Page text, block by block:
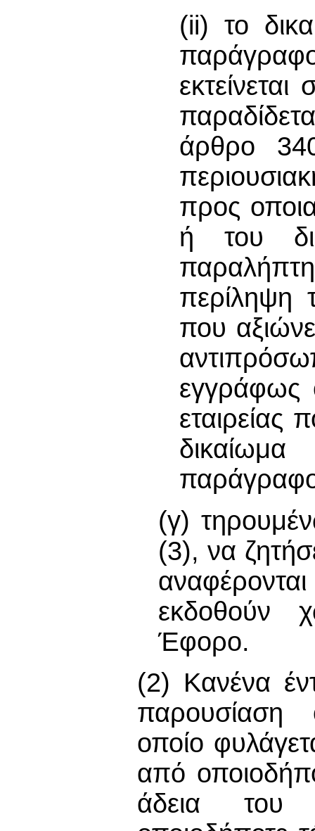
(ii) το
άρθρο
προς
ή του
παραλήπτη
περίληψη
που
εγγράφως
εταιρείας
παράγραφο
(γ)
(3), να
εκδοθούν
Έφορο.
(2) Κανένα
παρουσίαση
οποίο
από
άδεια του